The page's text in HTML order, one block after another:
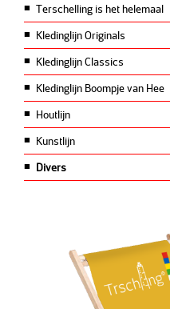
Terschelling is het helemaal
Kledinglijn Originals
Kledinglijn Classics
Kledinglijn Boompje van Hee
Houtlijn
Kunstlijn
Divers